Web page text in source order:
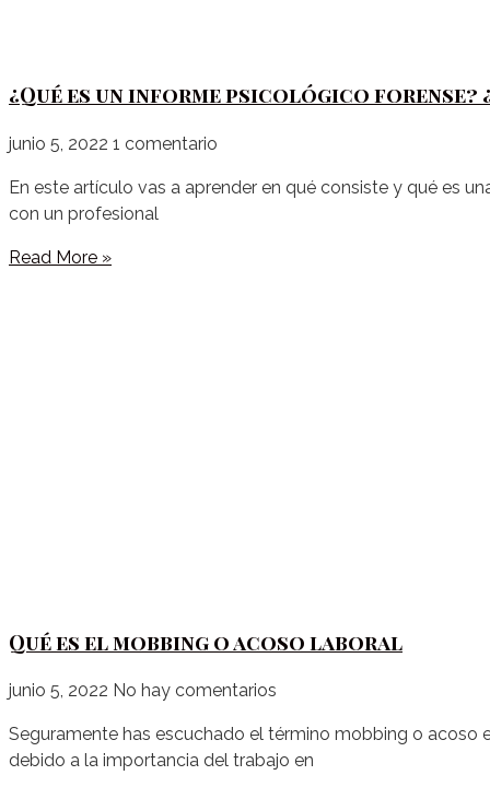
¿Qué es un informe psicológico forense?
junio 5, 2022 1 comentario
En este artículo vas a aprender en qué consiste y qué es
con un profesional
Read More »
Qué es el mobbing o acoso laboral
junio 5, 2022 No hay comentarios
Seguramente has escuchado el término mobbing o acoso
debido a la importancia del trabajo en